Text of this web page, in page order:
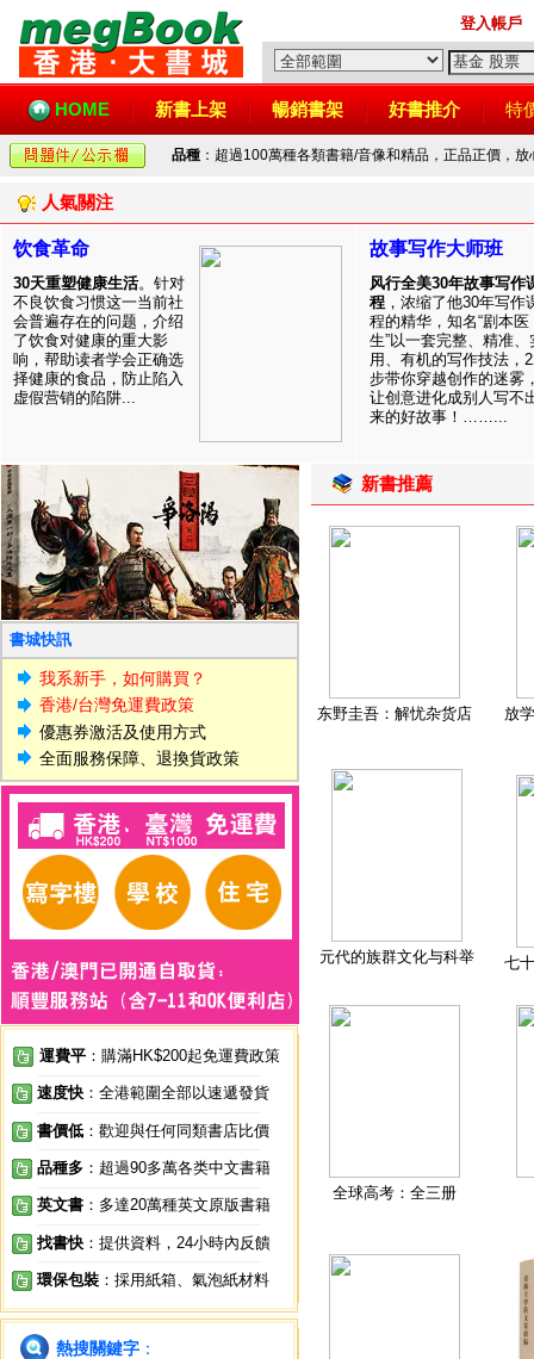
登入帳戶
HOME 新書上架 暢銷書架 好書推介 特
品種 ：超過100萬種各類書籍/音像和精品，正品正價，
人氣關注
饮食革命
30天重塑健康生活。针对
不良饮食习惯这一当前社
会普遍存在的问题，介绍
了饮食对健康的重大影
响，帮助读者学会正确选
择健康的食品，防止陷入
虚假营销的陷阱...
故事写作大师班
风行全美30年故事写作
程 ，浓缩了他30年写作
程的精华，知名“剧本医
生”以一套完整、精准、
用、有机的写作技法，
步带你穿越创作的迷雾
让创意进化成别人写不
来的好故事！……...
書城快訊
我系新手，如何購買？
香港/台灣免運費政策
優惠券激活及使用方式
全面服務保障、退換貨政策
運費平 ：購滿HK$200起免運費政策
速度快 ：全港範圍全部以速遞發貨
書價低 ：歡迎與任何同類書店比價
品種多 ：超過90多萬各类中文書籍
英文書 ：多達20萬種英文原版書籍
找書快 ：提供資料，24小時內反饋
環保包裝 ：採用紙箱、氣泡紙材料
熱搜關鍵字 ：
新書推薦
东野圭吾：解忧杂货店 放
元代的族群文化与科举 七
全球高考：全三册